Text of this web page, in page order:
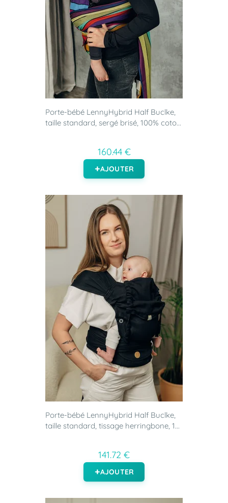
Porte-bébé LennyHybrid Half Buclke,
taille standard, sergé brisé, 100% coto...
160.44 €
AJOUTER
Porte-bébé LennyHybrid Half Buclke,
taille standard, tissage herringbone, 1...
141.72 €
AJOUTER